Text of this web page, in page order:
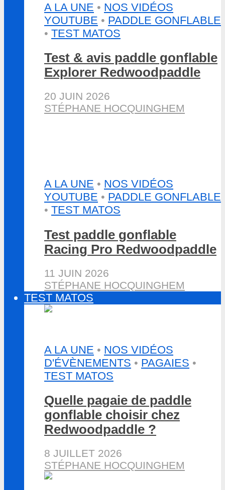
A LA UNE • NOS VIDÉOS
YOUTUBE • PADDLE GONFLABLE
• TEST MATOS
Test & avis paddle gonflable
Explorer Redwoodpaddle
20 JUIN 2026
STÉPHANE HOCQUINGHEM
A LA UNE • NOS VIDÉOS
YOUTUBE • PADDLE GONFLABLE
• TEST MATOS
Test paddle gonflable
Racing Pro Redwoodpaddle
11 JUIN 2026
STÉPHANE HOCQUINGHEM
TEST MATOS
A LA UNE • NOS VIDÉOS
D'ÉVÈNEMENTS • PAGAIES •
TEST MATOS
Quelle pagaie de paddle
gonflable choisir chez
Redwoodpaddle ?
8 JUILLET 2026
STÉPHANE HOCQUINGHEM